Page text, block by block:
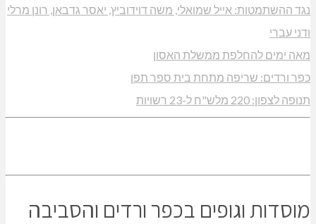
נגד ההשתמטות: אייל שמואלי, משה דוידוביץ, יאסר גדבאן, רונן מרלי
ודני עברי
מאה ימים להחלפת ממשלת האסון
כפר ורדים: שריפה מתחת בית ספר תפן
תנופה לצפון: 220 מלש"ח ל-23 רשויות
מוסדות וגופים בכפר ורדים והסביבה